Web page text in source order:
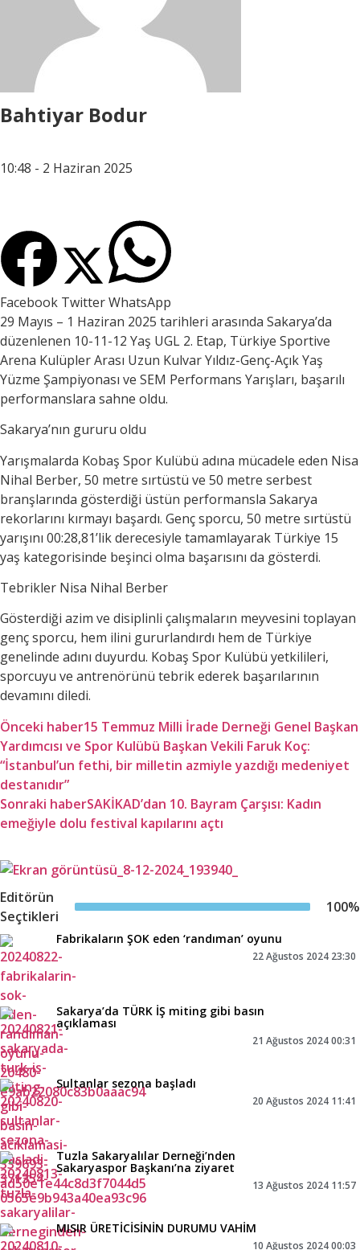
Bahtiyar Bodur
10:48 - 2 Haziran 2025
Facebook TwitterWhatsApp
29 Mayıs – 1 Haziran 2025 tarihleri arasında Sakarya’da
düzenlenen 10-11-12 Yaş UGL 2. Etap, Türkiye Sportive
Arena Kulüpler Arası Uzun Kulvar Yıldız-Genç-Açık Yaş
Yüzme Şampiyonası ve SEM Performans Yarışları, başarılı
performanslara sahne oldu.
Sakarya’nın gururu oldu
Yarışmalarda Kobaş Spor Kulübü adına mücadele eden Nisa
Nihal Berber, 50 metre sırtüstü ve 50 metre serbest
branşlarında gösterdiği üstün performansla Sakarya
rekorlarını kırmayı başardı. Genç sporcu, 50 metre sırtüstü
yarışını 00:28,81’lik derecesiyle tamamlayarak Türkiye 15
yaş kategorisinde beşinci olma başarısını da gösterdi.
Tebrikler Nisa Nihal Berber
Gösterdiği azim ve disiplinli çalışmaların meyvesini toplayan
genç sporcu, hem ilini gururlandırdı hem de Türkiye
genelinde adını duyurdu. Kobaş Spor Kulübü yetkilileri,
sporcuyu ve antrenörünü tebrik ederek başarılarının
devamını diledi.
Önceki haber15 Temmuz Milli İrade Derneği Genel Başkan
Yardımcısı ve Spor Kulübü Başkan Vekili Faruk Koç:
“İstanbul’un fethi, bir milletin azmiyle yazdığı medeniyet
destanıdır”
Sonraki haberSAKİKAD’dan 10. Bayram Çarşısı: Kadın
emeğiyle dolu festival kapılarını açtı
Editörün
Seçtikleri
100%
Fabrikaların ŞOK eden ‘randıman’ oyunu
22 Ağustos 2024 23:30
Sakarya’da TÜRK İŞ miting gibi basın
açıklaması
21 Ağustos 2024 00:31
Sultanlar sezona başladı
20 Ağustos 2024 11:41
Tuzla Sakaryalılar Derneği’nden
Sakaryaspor Başkanı’na ziyaret
13 Ağustos 2024 11:57
MISIR ÜRETİCİSİNİN DURUMU VAHİM
10 Ağustos 2024 00:03